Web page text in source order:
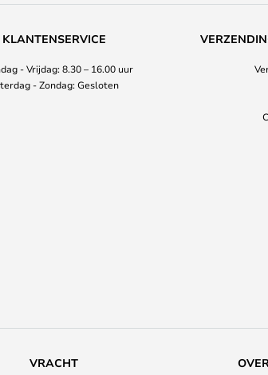
KLANTENSERVICE
- Vrijdag: 8.30 – 16.00 uur
- Zondag: Gesloten
VRACHT